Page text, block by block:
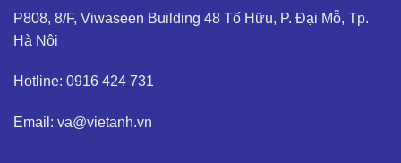
P808, 8/F, Viwaseen Building 48 Tố Hữu, P. Đại Mỗ, Tp.
Hà Nội
Hotline: 0916 424 731
Email: va@vietanh.vn